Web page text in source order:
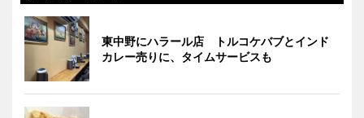
東中野にハラール店 トルコケバブとインド
カレー売りに、タイムサービスも